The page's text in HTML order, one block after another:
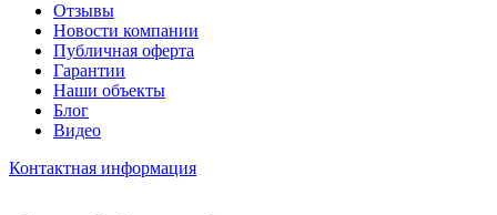
Отзывы
Новости компании
Публичная оферта
Гарантии
Наши объекты
Блог
Видео
Контактная информация